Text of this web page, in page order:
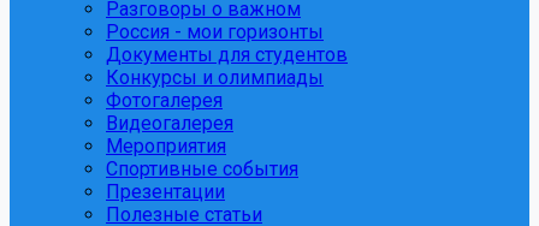
Разговоры о важном
Россия - мои горизонты
Документы для студентов
Конкурсы и олимпиады
Фотогалерея
Видеогалерея
Мероприятия
Спортивные события
Презентации
Полезные статьи